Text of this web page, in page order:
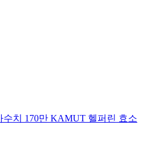
치 170만 KAMUT 헬퍼린 효소